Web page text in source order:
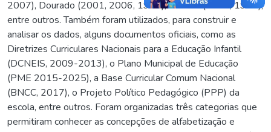
2007), Dourado (2001, 2006, 1997), Gadotti (1993, 1997),
entre outros. Também foram utilizados, para construir e
analisar os dados, alguns documentos oficiais, como as
Diretrizes Curriculares Nacionais para a Educação Infantil
(DCNEIS, 2009-2013), o Plano Municipal de Educação
(PME 2015-2025), a Base Curricular Comum Nacional
(BNCC, 2017), o Projeto Político Pedagógico (PPP) da
escola, entre outros. Foram organizadas três categorias que
permitiram conhecer as concepções de alfabetização e